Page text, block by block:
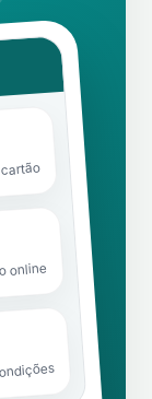
online